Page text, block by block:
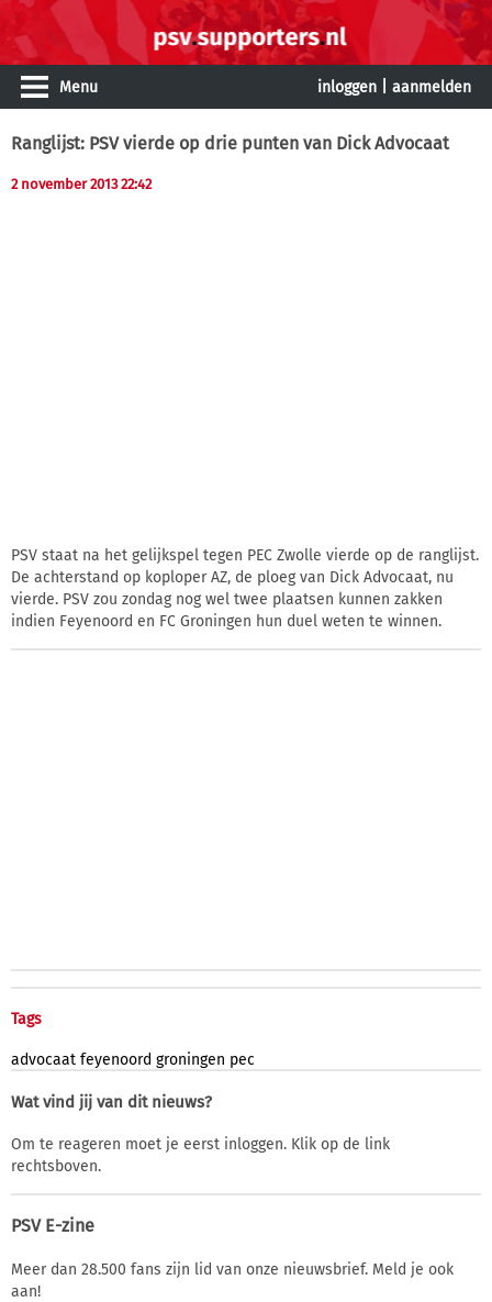
Menu inloggen aanmelden
Ranglijst: PSV vierde op drie punten van Dick Advocaat
2 november 2013 22:42
PSV staat na het gelijkspel tegen PEC Zwolle vierde op de ranglijst.
De achterstand op koploper AZ, de ploeg van Dick Advocaat, nu
vierde. PSV zou zondag nog wel twee plaatsen kunnen zakken
indien Feyenoord en FC Groningen hun duel weten te winnen.
Tags
advocaat feyenoord groningen pec
Wat vind jij van dit nieuws?
Om te reageren moet je eerst inloggen. Klik op de link
rechtsboven.
PSV E-zine
Meer dan 28.500 fans zijn lid van onze nieuwsbrief. Meld je ook
aan!